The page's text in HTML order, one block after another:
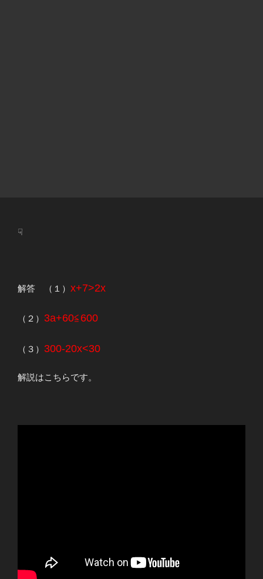
☟
解答 （１） x+7>2x
（２） 3a+60≦600
（３） 300-20x<30
解説はこちらです。